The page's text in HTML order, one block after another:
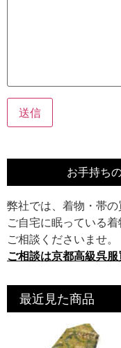
お手持ち
弊社では、着物・帯の
ご自宅に眠っている
ご相談くださいませ。
ご相談は京都高級呉
最近見た商品